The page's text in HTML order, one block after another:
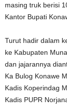
masing truk berisi
Kantor Bupati
Turut hadir dalam
ke Kabupaten
dan jajarannya
Ka Bulog Konawe
Kadis Koperindag
Kadis PUPR